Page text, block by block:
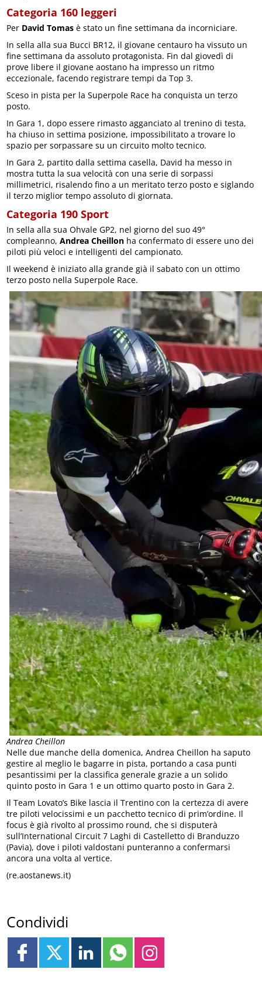
Categoria 160 leggeri
Per David Tomas è stato un fine settimana da incorniciare.
In sella alla sua Bucci BR12, il giovane centauro ha vissuto un
fine settimana da assoluto protagonista. Fin dal giovedì di
prove libere il giovane aostano ha impresso un ritmo
eccezionale, facendo registrare tempi da Top 3.
Sceso in pista per la Superpole Race ha conquista un terzo
posto.
In Gara 1, dopo essere rimasto agganciato al trenino di testa,
ha chiuso in settima posizione, impossibilitato a trovare lo
spazio per sorpassare su un circuito molto tecnico.
In Gara 2, partito dalla settima casella, David ha messo in
mostra tutta la sua velocità con una serie di sorpassi
millimetrici, risalendo fino a un meritato terzo posto e siglando
il terzo miglior tempo assoluto di giornata.
Categoria 190 Sport
In sella alla sua Ohvale GP2, nel giorno del suo 49°
compleanno,Andrea Cheillon ha confermato di essere uno dei
piloti più veloci e intelligenti del campionato.
Il weekend è iniziato alla grande già il sabato con un ottimo
terzo posto nella Superpole Race.
Andrea Cheillon
Nelle due manche della domenica, Andrea Cheillon ha saputo
gestire al meglio le bagarre in pista, portando a casa punti
pesantissimi per la classifica generale grazie a un solido
quinto posto in Gara 1 e un ottimo quarto posto in Gara 2.
Il Team Lovato’s Bike lascia il Trentino con la certezza di avere
tre piloti velocissimi e un pacchetto tecnico di prim’ordine. Il
focus è già rivolto al prossimo round, che si disputerà
sull’International Circuit 7 Laghi di Castelletto di Branduzzo
(Pavia), dove i piloti valdostani punteranno a confermarsi
ancora una volta al vertice.
(re.aostanews.it)
Condividi